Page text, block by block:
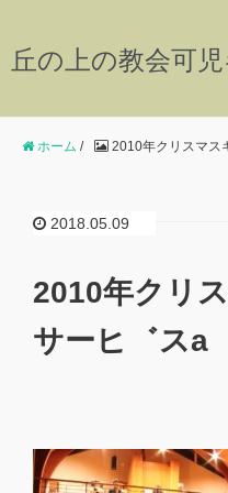
丘の上の教会可
ホーム / 2010年クリスマス
2018.05.09
2010年クリ
サーヒ゛スa